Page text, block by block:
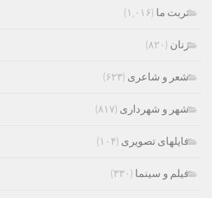
تربت ما (۱,۰۱۶)
زنان (۸۲۰)
شعر و شاعری (۶۲۳)
شهر و شهرداری (۸۱۷)
فایلهای تصویری (۱۰۴)
فیلم و سینما (۳۳۰)